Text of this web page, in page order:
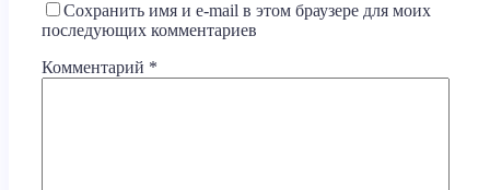
Сохранить имя и e-mail в этом браузере для моих
последующих комментариев
Комментарий *